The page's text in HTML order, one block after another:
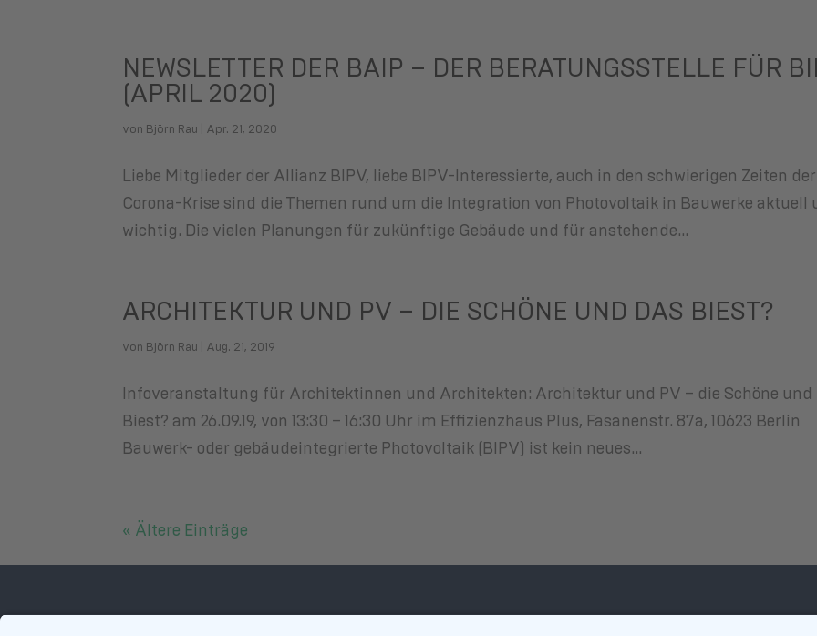
NEWSLETTER DER BAIP – DER BERATUNGSSTELLE FÜR
(APRIL 2020)
von Björn Rau Apr. 21, 2020
Liebe Mitglieder der Allianz BIPV, liebe BIPV-Interessierte, auch in den schwierigen Zeiten der
Corona-Krise sind die Themen rund um die Integration von Photovoltaik in Bauwerke aktuell
wichtig. Die vielen Planungen für zukünftige Gebäude und für anstehende...
ARCHITEKTUR UND PV – DIE SCHÖNE UND DAS BIEST?
von Björn Rau Aug. 21, 2019
Infoveranstaltung für Architektinnen und Architekten: Architektur und PV – die Schöne und
Biest? am 26.09.19, von 13:30 – 16:30 Uhr im Effizienzhaus Plus, Fasanenstr. 87a, 10623 Berlin
Bauwerk- oder gebäudeintegrierte Photovoltaik (BIPV) ist kein neues...
« Ältere Einträge